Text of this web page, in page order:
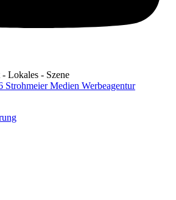
Lokales - Szene
Medien Werbeagentur